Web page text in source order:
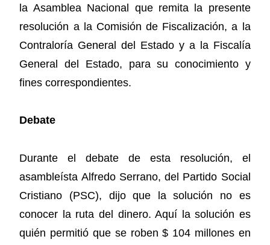
la Asamblea Nacional que remita la presente
resolución a la Comisión de Fiscalización, a la
Contraloría General del Estado y a la Fiscalía
General del Estado, para su conocimiento y
fines correspondientes.
Debate
Durante el debate de esta resolución, el
asambleísta Alfredo Serrano, del Partido Social
Cristiano (PSC), dijo que la solución no es
conocer la ruta del dinero. Aquí la solución es
quién permitió que se roben $ 104 millones en